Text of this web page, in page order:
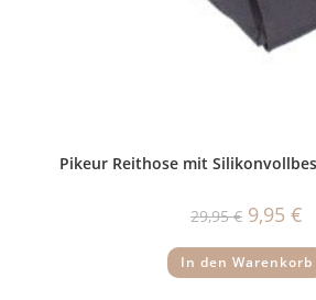
Pikeur Reithose mit
29,95€ Preis
29,95 €
9,95 €
In den Warenkorb